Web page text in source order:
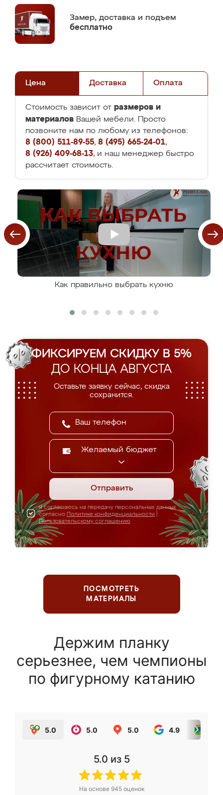
Замер, доставка и подъем
бесплатно
Цена Доставка Оплата
Стоимость зависит от размеров и
материалов Вашей мебели. Просто
позвоните нам по любому из телефонов:
8 (800) 511-89-55, 8 (495) 665-24-01,
8 (926) 409-68-13, и наш менеджер быстро
рассчитает стоимость.
Как правильно выбрать кухню
ФИКСИРУЕМ СКИДКУ В 5%
ДО КОНЦА АВГУСТА
Оставьте заявку сейчас, скидка
сохранится.
Желаемый бюджет
Отправить
Я соглашаюсь на передачу персональных данных
согласно Политике конфиденциальности
Пользовательскому соглашению
ПОСМОТРЕТЬ
МАТЕРИАЛЫ
Держим планку
серьезнее, чем чемпионы
по фигурному катанию
5.0 5.0 5.0 4.9
5.0 из 5
На основе 945оценок